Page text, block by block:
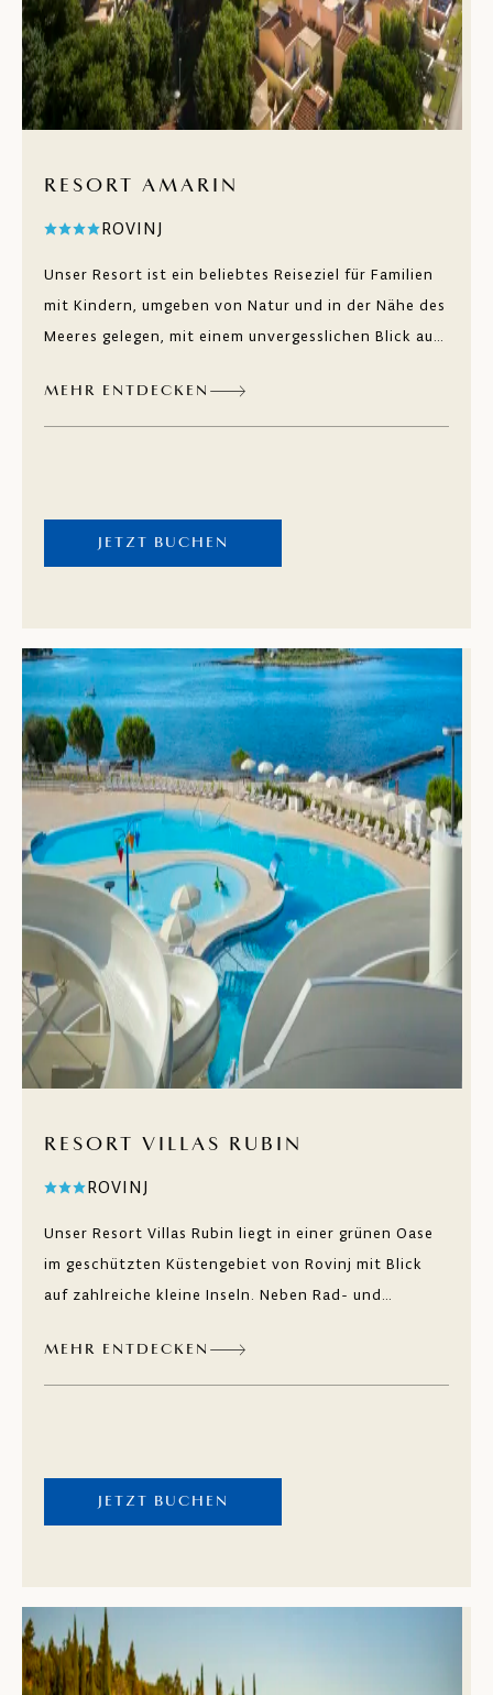
RESORT AMARIN
ROVINJ
Unser Resort ist ein beliebtes Reiseziel für Familien
mit Kindern, umgeben von Natur und in der Nähe des
Meeres gelegen, mit einem unvergesslichen Blick auf
klassischer und moderner Einrichtung, aber auch mit
Design-Elementen. In den geräumigen Zimmern und
ein vielfältiges Angebot an Sport- und
Unterhaltungsmöglichkeiten, wie ganztägige
MEHR ENTDECKEN
JETZT BUCHEN
RESORT VILLAS RUBIN
ROVINJ
Unser Resort Villas Rubin liegt in einer grünen Oase
im geschützten Küstengebiet von Rovinj mit Blick
auf zahlreiche kleine Inseln. Neben Rad- und
führen, abwechslungsreichen Sport- und
Freizeitaktivitäten sowie Pools mit Wasserrutschen
umgeben von mediterraner Vegetation, warten auf
MEHR ENTDECKEN
JETZT BUCHEN